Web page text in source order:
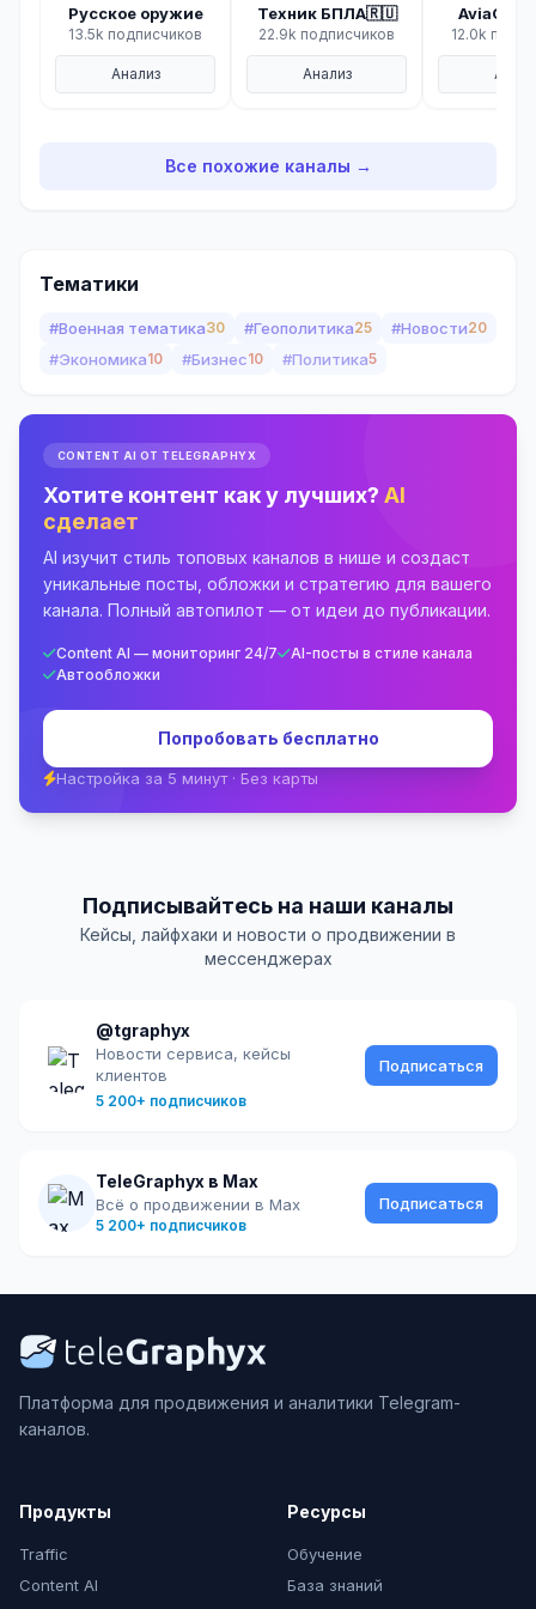
Русское оружие
13.5k подписчиков
Анализ
Техник БПЛА🇷🇺
22.9k подписчиков
Анализ
12.0k
Все похожие каналы →
Тематики
#Военная тематика30 #Геополитика25 #Новости20
#Экономика10 #Бизнес10 #Политика5
CONTENT AI ОТ TELEGRAPHYX
Хотите контент как у лучших? AI
сделает
AI изучит стиль топовых каналов в нише и создаст
уникальные посты, обложки и стратегию для вашего
канала. Полный автопилот — от идеи до публикации.
Content AI — мониторинг 24/7
AI-посты в стиле канала
Автообложки
Попробовать бесплатно
Настройка за 5 минут · Без карты
Подписывайтесь на наши каналы
Кейсы, лайфхаки и новости о продвижении в
мессенджерах
@tgraphyx
Новости сервиса, кейсы
клиентов
5 200+ подписчиков
Подписаться
TeleGraphyx в Max
Всё о продвижении в Max
5 200+ подписчиков
Подписаться
Платформа для продвижения и аналитики Telegram-
каналов.
Продукты
Traffic
Content AI
Ресурсы
Обучение
База знаний